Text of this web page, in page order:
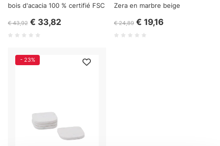
bois d'acacia 100 % certifié FSC
€ 43,92 € 33,82
Zera en marbre beige
€ 24,89 € 19,16
- 23%